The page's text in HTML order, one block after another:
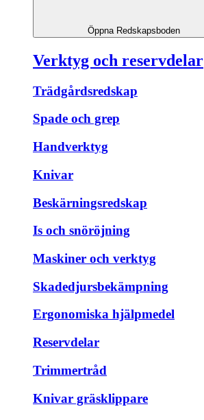
Öppna Redskapsboden
Verktyg och reservdelar
Trädgårdsredskap
Spade och grep
Handverktyg
Knivar
Beskärningsredskap
Is och snöröjning
Maskiner och verktyg
Skadedjursbekämpning
Ergonomiska hjälpmedel
Reservdelar
Trimmertråd
Knivar gräsklippare